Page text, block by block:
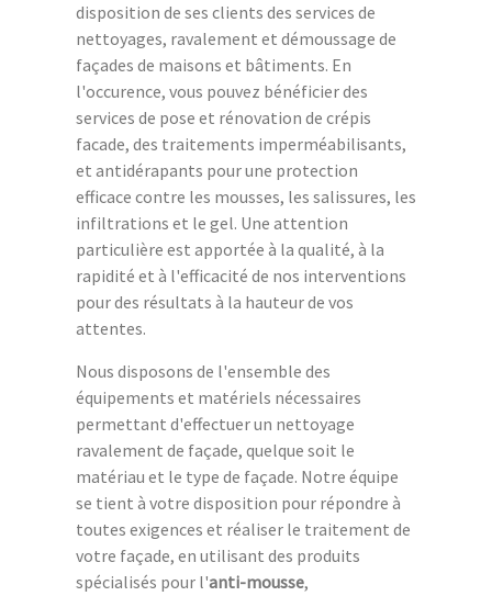
disposition de ses clients des services de
nettoyages, ravalement et démoussage de
façades de maisons et bâtiments. En
l'occurence, vous pouvez bénéficier des
services de pose et rénovation de crépis
facade, des traitements imperméabilisants,
et antidérapants pour une protection
efficace contre les mousses, les salissures, les
infiltrations et le gel. Une attention
particulière est apportée à la qualité, à la
rapidité et à l'efficacité de nos interventions
pour des résultats à la hauteur de vos
attentes.
Nous disposons de l'ensemble des
équipements et matériels nécessaires
permettant d'effectuer un nettoyage
ravalement de façade, quelque soit le
matériau et le type de façade. Notre équipe
se tient à votre disposition pour répondre à
toutes exigences et réaliser le traitement de
votre façade, en utilisant des produits
spécialisés pour l'anti-mousse,